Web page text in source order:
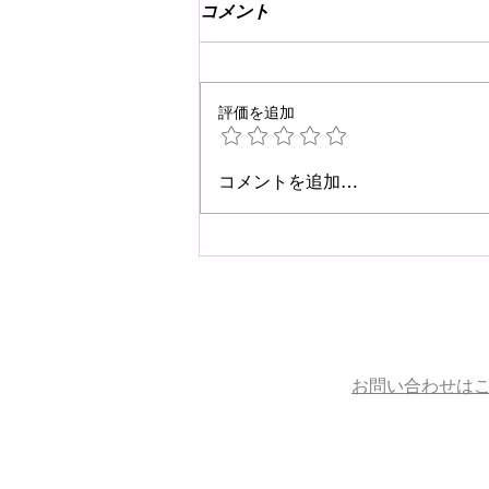
☆肩こり・腰痛予防☆
コメント
評価を追加
コメントを追加…
お問い合わせは